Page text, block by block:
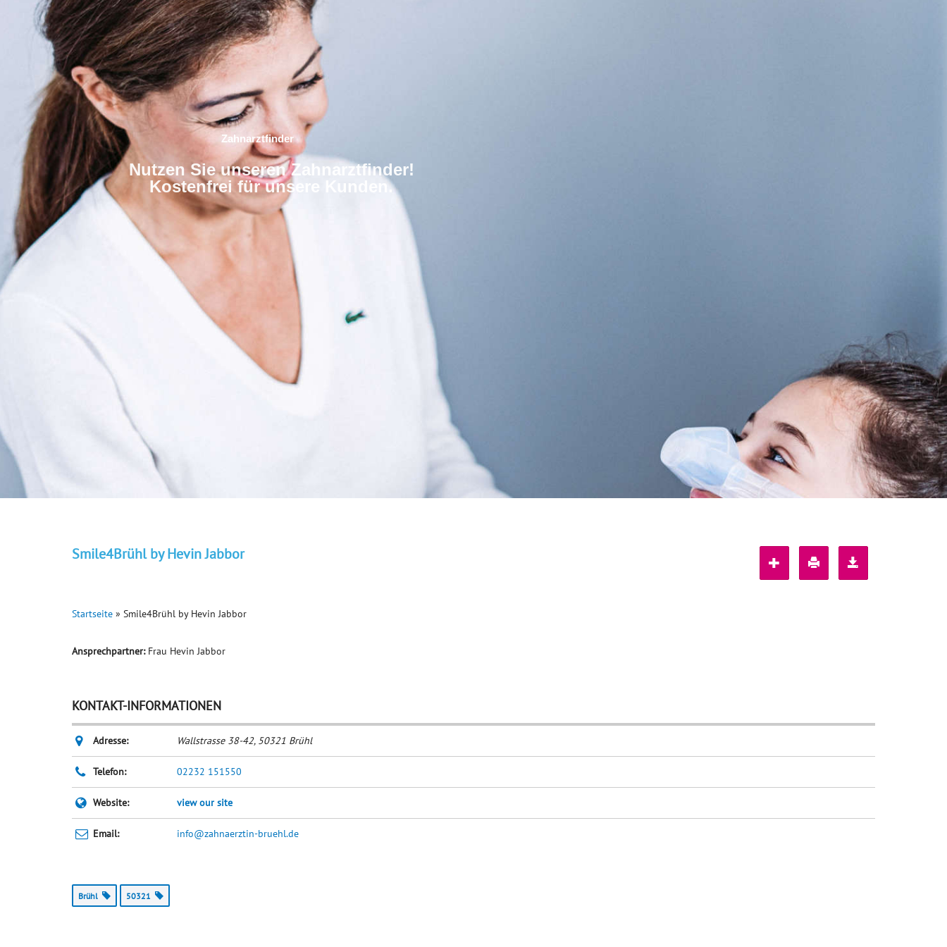
Zahnarztfinder
Nutzen Sie unseren Zahnarztfinder!
Kostenfrei für unsere Kunden.
Smile4Brühl by Hevin Jabbor
Startseite » Smile4Brühl by Hevin Jabbor
Ansprechpartner: Frau Hevin Jabbor
KONTAKT-INFORMATIONEN
Adresse: Wallstrasse 38-42, 50321 Brühl
Telefon: 02232 151550
Website: view our site
Email: info@zahnaerztin-bruehl.de
Brühl 50321